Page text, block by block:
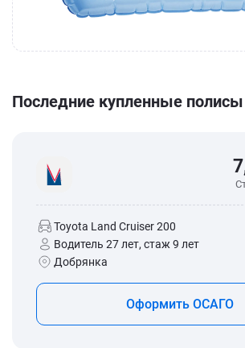
Последние купленные полисы
Toyota Land Cruiser 200
Водитель 27 лет, стаж 9 лет
Добрянка
Оформить ОСАГО